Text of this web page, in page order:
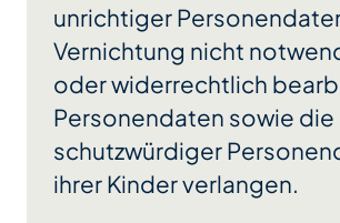
unrichtiger
Vernichtung nicht
oder widerrechtlich
Personendaten sowie die
schutzwürdiger
ihrer Kinder verlangen.